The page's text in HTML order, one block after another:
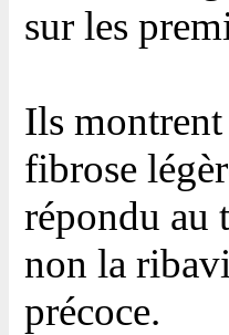
sur les
Ils
fibrose
répondu au
non la
précoce.